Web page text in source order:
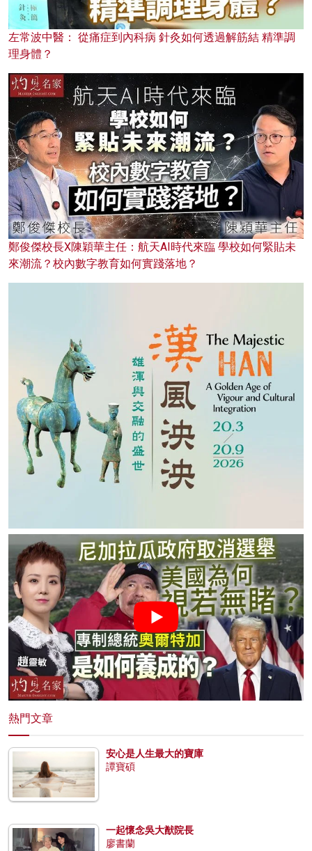
左常波中醫： 從痛症到內科病 針灸如何透過解筋結 精準調
理身體？
鄭俊傑校長X陳穎華主任：航天AI時代來臨 學校如何緊貼未
來潮流？校內數字教育如何實踐落地？
熱門文章
安心是人生最大的寶庫
譚寶碩
一起懷念吳大猷院長
廖書蘭